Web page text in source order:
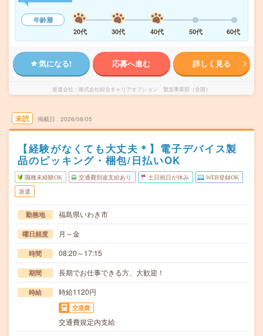
年齢層
20代
30代 40代 50代 60代
気になる! 応募へ進む 詳しく見る
派遣会社 株式会社綜合キャリアオプション 製造事業部（全国）
未読 掲載日 2026/08/05
【経験がなくても大丈夫＊】電子デバイス製
品のピッキング・梱包/日払いOK
職種未経験OK 交通費別途支給あり 土日祝日が休み WEB登録OK
派遣
勤務地 福島県いわき市
曜日頻度 月～金
時間 08:20～17:15
期間 長期でお仕事できる方、大歓迎！
時給 時給1120円
交通費
交通費規定内支給